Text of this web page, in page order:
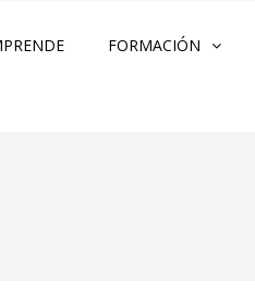
FORMACIÓN